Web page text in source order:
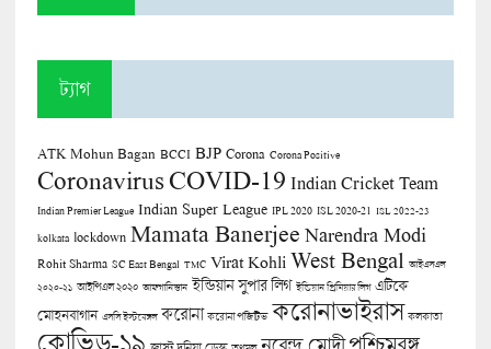
ট্যাগ
ATK Mohun Bagan BCCI BJP Corona Corona Positive
CoronavirusCOVID-19 Indian Cricket Team
Indian Premier League Indian Super League IPL 2020 ISL 2020-21 ISL 2022-23
kolkata lockdown Mamata Banerjee Narendra Modi
Rohit Sharma SC East Bengal TMC Virat Kohli West Bengal আইএসএল
২০২০-২১ আইপিএল ২০২০ আফগানিস্তান ইন্ডিয়ান সুপার লিগ ইন্ডিয়ান প্রিমিয়ার লিগ এটিকে
মোহনবাগান এসসি ইস্টবেঙ্গল করোনা করোনা পজিটিভ করোনাভাইরাস কলকাতা
কোভিড-১৯